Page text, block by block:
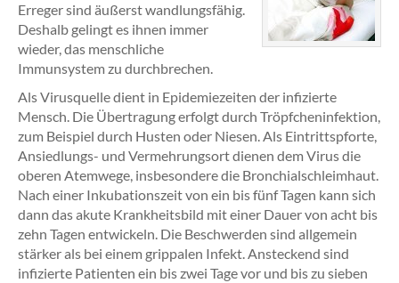
Erreger sind äußerst wandlungsfähig.
Deshalb gelingt es ihnen immer
wieder, das menschliche
Immunsystem zu durchbrechen.
Als Virusquelle dient in Epidemiezeiten der infizierte
Mensch. Die Übertragung erfolgt durch Tröpfcheninfektion,
zum Beispiel durch Husten oder Niesen. Als Eintrittspforte,
Ansiedlungs- und Vermehrungsort dienen dem Virus die
oberen Atemwege, insbesondere die Bronchialschleimhaut.
Nach einer Inkubationszeit von ein bis fünf Tagen kann sich
dann das akute Krankheitsbild mit einer Dauer von acht bis
zehn Tagen entwickeln. Die Beschwerden sind allgemein
stärker als bei einem grippalen Infekt. Ansteckend sind
infizierte Patienten ein bis zwei Tage vor und bis zu sieben